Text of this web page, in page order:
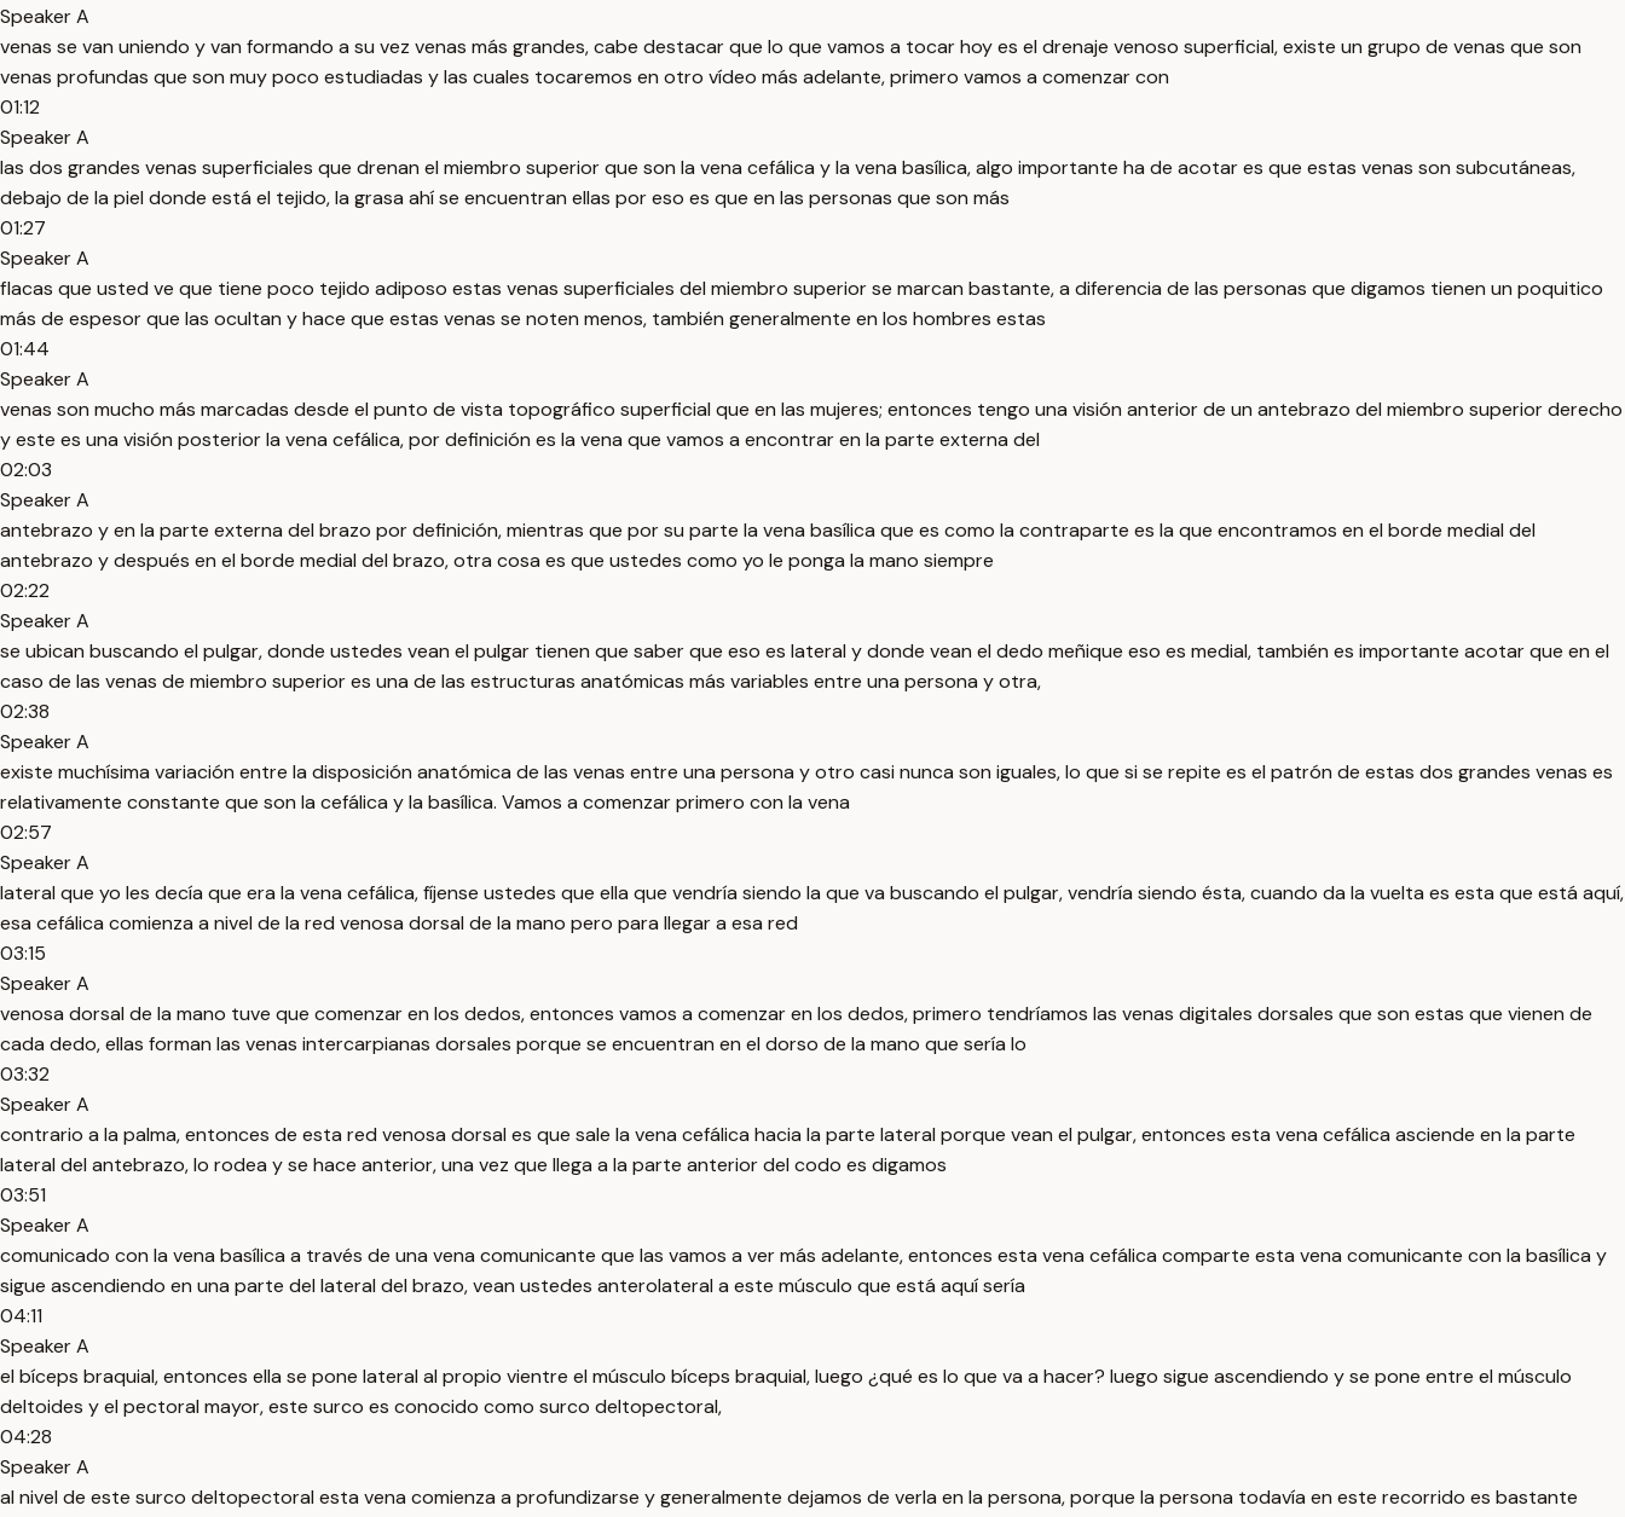
Speaker A
venas se van uniendo y van formando a su vez venas más grandes, cabe destacar que lo que vamos a tocar hoy es el drenaje venoso superficial, existe un grupo de venas que son
venas profundas que son muy poco estudiadas y las cuales tocaremos en otro vídeo más adelante, primero vamos a comenzar con
01:12
Speaker A
las dos grandes venas superficiales que drenan el miembro superior que son la vena cefálica y la vena basílica, algo importante ha de acotar es que estas venas son subcutáneas,
debajo de la piel donde está el tejido, la grasa ahí se encuentran ellas por eso es que en las personas que son más
01:27
Speaker A
flacas que usted ve que tiene poco tejido adiposo estas venas superficiales del miembro superior se marcan bastante, a diferencia de las personas que digamos tienen un poquitico
más de espesor que las ocultan y hace que estas venas se noten menos, también generalmente en los hombres estas
01:44
Speaker A
venas son mucho más marcadas desde el punto de vista topográfico superficial que en las mujeres; entonces tengo una visión anterior de un antebrazo del miembro superior derecho
y este es una visión posterior la vena cefálica, por definición es la vena que vamos a encontrar en la parte externa del
02:03
Speaker A
antebrazo y en la parte externa del brazo por definición, mientras que por su parte la vena basílica que es como la contraparte es la que encontramos en el borde medial del
antebrazo y después en el borde medial del brazo, otra cosa es que ustedes como yo le ponga la mano siempre
02:22
Speaker A
se ubican buscando el pulgar, donde ustedes vean el pulgar tienen que saber que eso es lateral y donde vean el dedo meñique eso es medial, también es importante acotar que en el
caso de las venas de miembro superior es una de las estructuras anatómicas más variables entre una persona y otra,
02:38
Speaker A
existe muchísima variación entre la disposición anatómica de las venas entre una persona y otro casi nunca son iguales, lo que si se repite es el patrón de estas dos grandes venas es
relativamente constante que son la cefálica y la basílica. Vamos a comenzar primero con la vena
02:57
Speaker A
lateral que yo les decía que era la vena cefálica, fíjense ustedes que ella que vendría siendo la que va buscando el pulgar, vendría siendo ésta, cuando da la vuelta es esta que está aquí,
esa cefálica comienza a nivel de la red venosa dorsal de la mano pero para llegar a esa red
03:15
Speaker A
venosa dorsal de la mano tuve que comenzar en los dedos, entonces vamos a comenzar en los dedos, primero tendríamos las venas digitales dorsales que son estas que vienen de
cada dedo, ellas forman las venas intercarpianas dorsales porque se encuentran en el dorso de la mano que sería lo
03:32
Speaker A
contrario a la palma, entonces de esta red venosa dorsal es que sale la vena cefálica hacia la parte lateral porque vean el pulgar, entonces esta vena cefálica asciende en la parte
lateral del antebrazo, lo rodea y se hace anterior, una vez que llega a la parte anterior del codo es digamos
03:51
Speaker A
comunicado con la vena basílica a través de una vena comunicante que las vamos a ver más adelante, entonces esta vena cefálica comparte esta vena comunicante con la basílica y
sigue ascendiendo en una parte del lateral del brazo, vean ustedes anterolateral a este músculo que está aquí sería
04:11
Speaker A
el bíceps braquial, entonces ella se pone lateral al propio vientre el músculo bíceps braquial, luego ¿qué es lo que va a hacer? luego sigue ascendiendo y se pone entre el músculo
deltoides y el pectoral mayor, este surco es conocido como surco deltopectoral,
04:28
Speaker A
al nivel de este surco deltopectoral esta vena comienza a profundizarse y generalmente dejamos de verla en la persona, porque la persona todavía en este recorrido es bastante